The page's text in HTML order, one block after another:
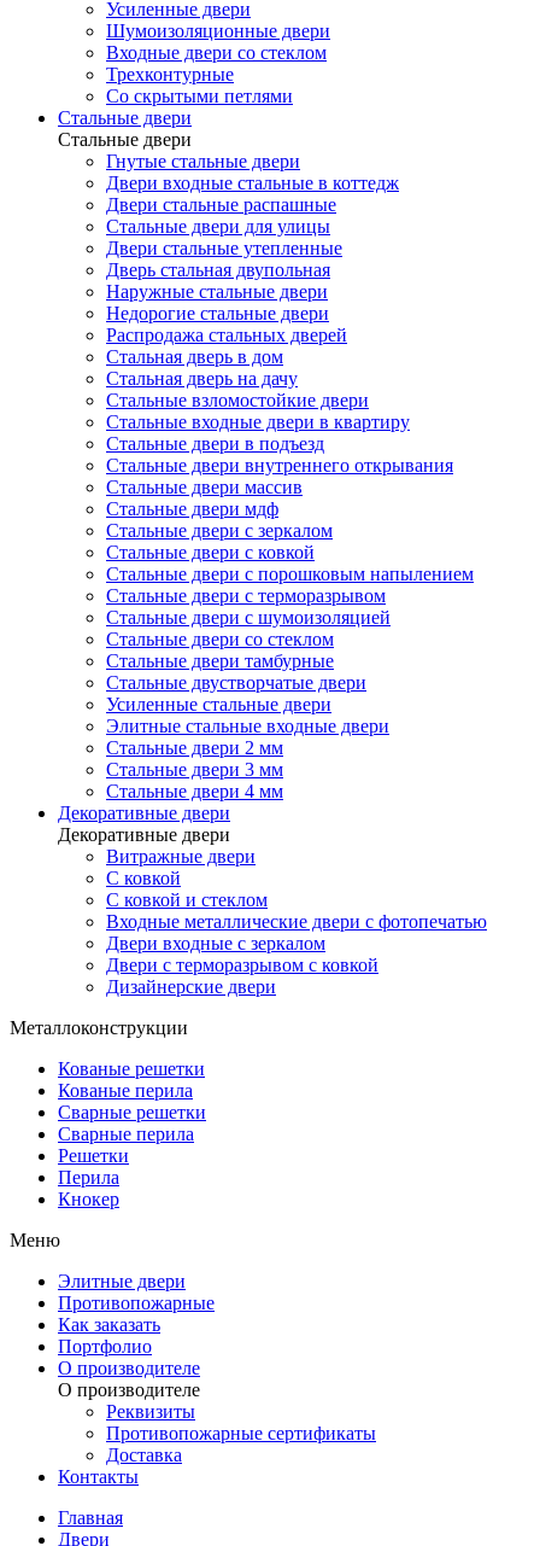
Усиленные двери
Шумоизоляционные двери
Входные двери со стеклом
Трехконтурные
Со скрытыми петлями
Стальные двери
Стальные двери
Гнутые стальные двери
Двери входные стальные в коттедж
Двери стальные распашные
Стальные двери для улицы
Двери стальные утепленные
Дверь стальная двупольная
Наружные стальные двери
Недорогие стальные двери
Распродажа стальных дверей
Стальная дверь в дом
Стальная дверь на дачу
Стальные взломостойкие двери
Стальные входные двери в квартиру
Стальные двери в подъезд
Стальные двери внутреннего открывания
Стальные двери массив
Стальные двери мдф
Стальные двери с зеркалом
Стальные двери с ковкой
Стальные двери с порошковым напылением
Стальные двери с терморазрывом
Стальные двери с шумоизоляцией
Стальные двери со стеклом
Стальные двери тамбурные
Стальные двустворчатые двери
Усиленные стальные двери
Элитные стальные входные двери
Стальные двери 2 мм
Стальные двери 3 мм
Стальные двери 4 мм
Декоративные двери
Декоративные двери
Витражные двери
С ковкой
С ковкой и стеклом
Входные металлические двери с фотопечатью
Двери входные с зеркалом
Двери с терморазрывом с ковкой
Дизайнерские двери
Металлоконструкции
Кованые решетки
Кованые перила
Сварные решетки
Сварные перила
Решетки
Перила
Кнокер
Меню
Элитные двери
Противопожарные
Как заказать
Портфолио
О производителе
О производителе
Реквизиты
Противопожарные сертификаты
Доставка
Контакты
Главная
Двери